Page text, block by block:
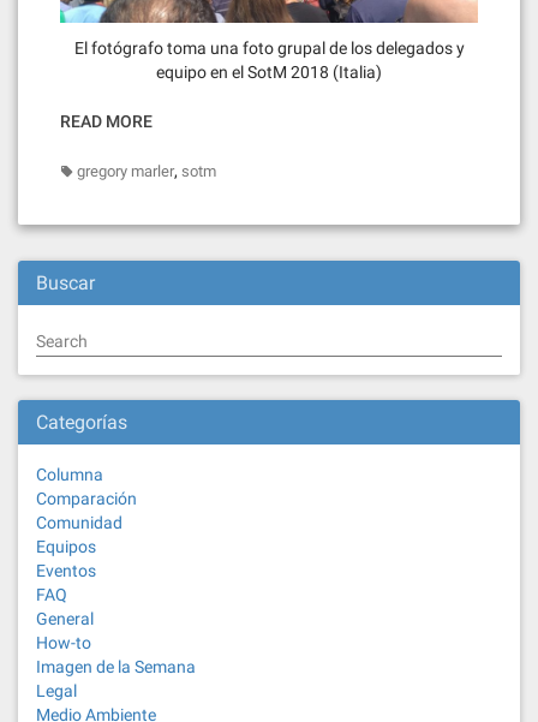
El fotógrafo toma una foto grupal de los delegados y
equipo en el SotM 2018 (Italia)
READ MORE
gregory marler, sotm
Buscar
Search
Categorías
Columna
Comparación
Comunidad
Equipos
Eventos
FAQ
General
How-to
Imagen de la Semana
Legal
Medio Ambiente